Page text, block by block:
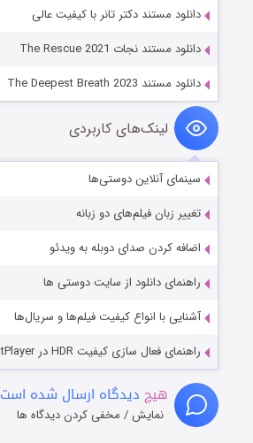
دانلود مستند دکتر تانر با کیفیت عالی
دانلود مستند نجات The Rescue 2021
دانلود مستند The Deepest Breath 2023
لینک‌های کاربردی
سینمای آنلاین دوستی‌ها
تغییر زبان فیلم‌های دو زبانه
اضافه کردن صدای دوبله به ویدئو
راهنمای دانلود از سایت دوستی ها
آشنایی با انواع کیفیت فیلم‌ها و سریال‌ها
راهنمای فعال سازی کیفیت HDR در PotPlayer
هیچ دیدگاه ارسال شده است
نمایش / مخفی کردن دیدگاه ها